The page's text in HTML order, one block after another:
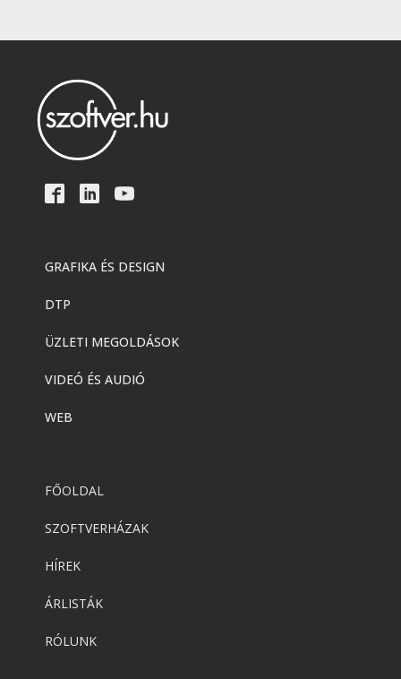
GRAFIKA ÉS DESIGN
DTP
ÜZLETI MEGOLDÁSOK
VIDEÓ ÉS AUDIÓ
WEB
FŐOLDAL
SZOFTVERHÁZAK
HÍREK
ÁRLISTÁK
RÓLUNK